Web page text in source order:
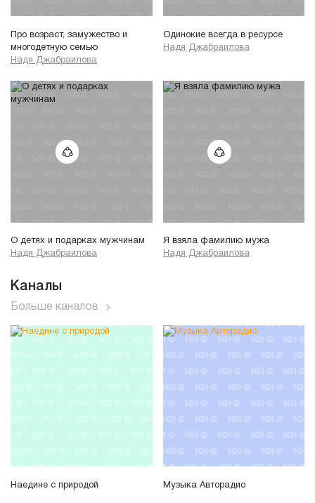
Про возраст, замужество и
многодетную семью
Надя Джабраилова
Одинокие всегда в ресурсе
Надя Джабраилова
О детях и подарках мужчинам
Надя Джабраилова
Я взяла фамилию мужа
Надя Джабраилова
Каналы
Больше каналов
Наедине с природой Музыка Авторадио